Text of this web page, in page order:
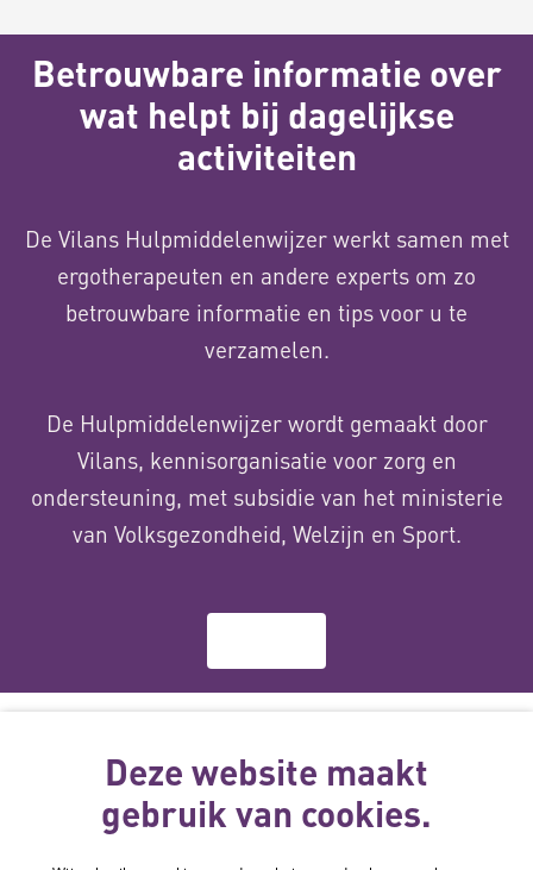
Betrouwbare informatie over
wat helpt bij dagelijkse
activiteiten
De Vilans Hulpmiddelenwijzer werkt samen met
ergotherapeuten en andere experts om zo
betrouwbare informatie en tips voor u te
verzamelen.
De Hulpmiddelenwijzer wordt gemaakt door
Vilans, kennisorganisatie voor zorg en
ondersteuning, met subsidie van het ministerie
van Volksgezondheid, Welzijn en Sport.
wordt gemaakt
met subsidie
van
Deze website maakt
gebruik van cookies.